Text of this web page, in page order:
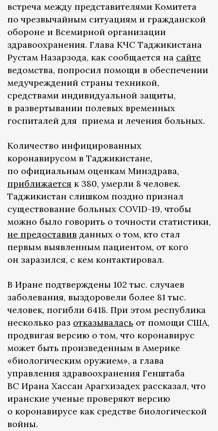
встреча между представителями Комитета
по чрезвычайным ситуациям и гражданской
обороне и Всемирной организации
здравоохранения. Глава КЧС Таджикистана
Рустам Назарзода, как сообщается на сайте
ведомства, попросил помощи в обеспечении
медучреждений страны техникой,
средствами индивидуальной защиты,
в развертывании полевых временных
госпиталей для приема и лечения больных.
Количество инфицированных
коронавирусом в Таджикистане,
по официальным оценкам Минздрава,
приближается к 380, умерли 8 человек.
Таджикистан слишком поздно признал
существование больных COVID-19, чтобы
можно было говорить о точности статистики,
не предоставив данных о том, кто стал
первым выявленным пациентом, от кого
он заразился, с кем контактировал.
В Иране подтверждены 102 тыс. случаев
заболевания, выздоровели более 81 тыс.
человек, погибли 6418. При этом республика
несколько раз отказывалась от помощи США,
продвигая версию о том, что коронавирус
может быть произведенным в Америке
«биологическим оружием», а глава
управления здравоохранения Генштаба
ВС Ирана Хассан Арагхизадех рассказал, что
иранские ученые проверяют версию
о коронавирусе как средстве биологической
войны.